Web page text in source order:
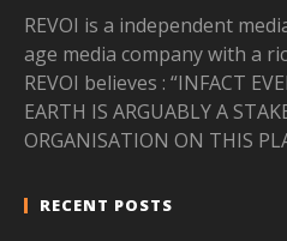
REVOI is a independent
age media company with a
REVOI believes : “INFACT
EARTH IS ARGUABLY A
ORGANISATION ON THIS
RECENT POSTS